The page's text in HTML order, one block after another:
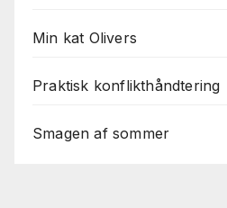
Min kat Olivers
Praktisk konflikthåndtering
Smagen af sommer